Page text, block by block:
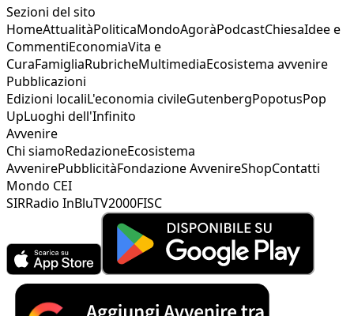
Sezioni del sito
HomeAttualitàPoliticaMondoAgoràPodcastChiesaIdee e
CommentiEconomiaVita e
CuraFamigliaRubricheMultimediaEcosistema avvenire
Pubblicazioni
Edizioni localiL'economia civileGutenbergPopotusPop
UpLuoghi dell'Infinito
Avvenire
Chi siamoRedazioneEcosistema
AvvenirePubblicitàFondazione AvvenireShopContatti
Mondo CEI
SIRRadio InBluTV2000FISC